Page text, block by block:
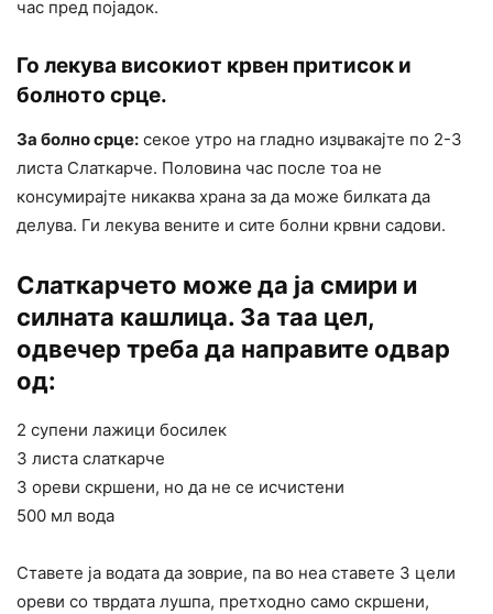
час пред појадок.
Го лекува високиот крвен притисок и
болното срце.
За болно срце: секое утро на гладно изџвакајте по 2-3
листа Слаткарче. Половина час после тоа не
консумирајте никаква храна за да може билката да
делува. Ги лекува вените и сите болни крвни садови.
Слаткарчето може да ја смири и
силната кашлица. За таа цел,
одвечер треба да направите одвар
од:
2 супени лажици босилек
3 листа слаткарче
3 ореви скршени, но да не се исчистени
500 мл вода
Ставете ја водата да зоврие, па во неа ставете 3 цели
ореви со тврдата лушпа, претходно само скршени,